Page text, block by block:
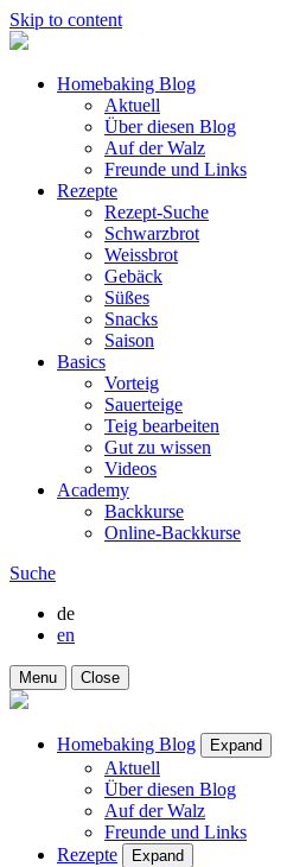
Skip to content
Homebaking Blog
Aktuell
Über diesen Blog
Auf der Walz
Freunde und Links
Rezepte
Rezept-Suche
Schwarzbrot
Weissbrot
Gebäck
Süßes
Snacks
Saison
Basics
Vorteig
Sauerteige
Teig bearbeiten
Gut zu wissen
Videos
Academy
Backkurse
Online-Backkurse
Suche
de
en
Menu Close
Homebaking Blog Expand
Aktuell
Über diesen Blog
Auf der Walz
Freunde und Links
Rezepte
Expand